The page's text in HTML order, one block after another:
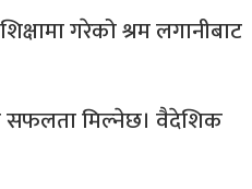
गरेको श्रम लगानीबाट
सफलता मिल्नेछ। वैदेशिक